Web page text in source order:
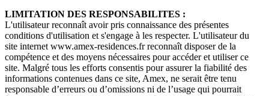
LIMITATION DES RESPONSABILITES :
L'utilisateur reconnaît avoir pris connaissance des présentes
conditions d'utilisation et s'engage à les respecter. L'utilisateur du
site internet www.amex-residences.fr reconnaît disposer de la
compétence et des moyens nécessaires pour accéder et utiliser ce
site. Malgré tous les efforts consentis pour assurer la fiabilité des
informations contenues dans ce site, Amex, ne serait être tenu
responsable d’erreurs ou d’omissions ni de l’usage qui pourrait